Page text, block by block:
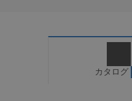
カタログ